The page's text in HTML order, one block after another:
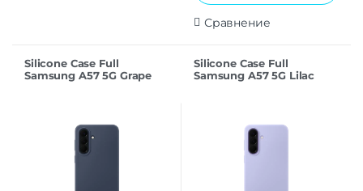
Сравнение
Silicone Case Full
Samsung A57 5G Grape
Silicone Case Full
Samsung A57 5G Lilac